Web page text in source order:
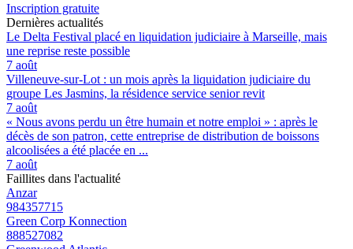
Inscription gratuite
Dernières actualités
Le Delta Festival placé en liquidation judiciaire à Marseille, mais
une reprise reste possible
7 août
Villeneuve-sur-Lot : un mois après la liquidation judiciaire du
groupe Les Jasmins, la résidence service senior revit
7 août
« Nous avons perdu un être humain et notre emploi » : après le
décès de son patron, cette entreprise de distribution de boissons
alcoolisées a été placée en ...
7 août
Faillites dans l'actualité
Anzar
984357715
Green Corp Konnection
888527082